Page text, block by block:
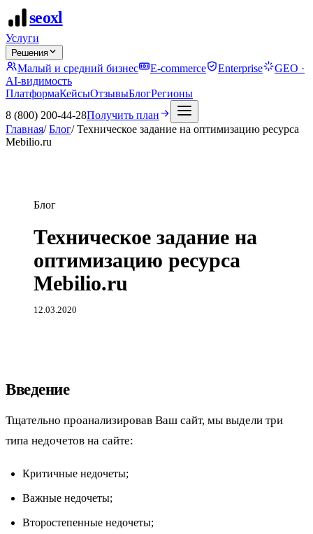
seoxl
Услуги
Решения
Малый и средний бизнес E-commerce Enterprise
GEO ·
AI-видимость
ПлатформаКейсыОтзывыБлогРегионы
8 (800) 200-44-28Получить план
Главная/ Блог/ Техническое задание на оптимизацию ресурса
Mebilio.ru
Блог
Техническое задание на
оптимизацию ресурса
Mebilio.ru
12.03.2020
Введение
Тщательно проанализировав Ваш сайт, мы выдели три
типа недочетов на сайте:
Критичные недочеты;
Важные недочеты;
Второстепенные недочеты;